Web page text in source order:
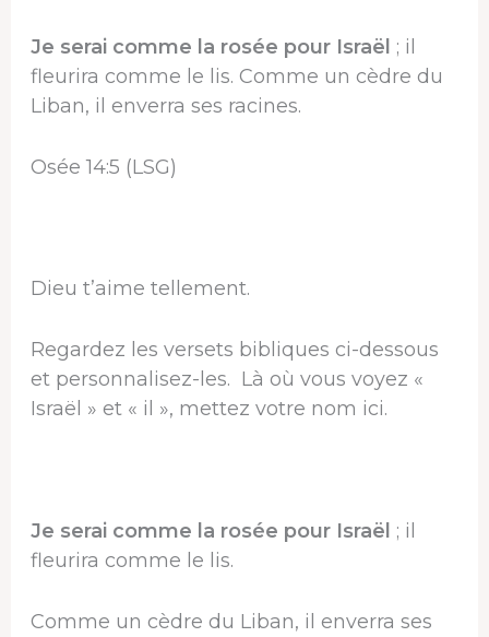
Je serai comme la rosée pour Israël ; il
fleurira comme le lis. Comme un cèdre du
Liban, il enverra ses racines.
Osée 14:5 (LSG)
Dieu t’aime tellement.
Regardez les versets bibliques ci-dessous
et personnalisez-les. Là où vous voyez «
Israël » et « il », mettez votre nom ici.
Je serai comme la rosée pour Israël ; il
fleurira comme le lis.
Comme un cèdre du Liban, il enverra ses